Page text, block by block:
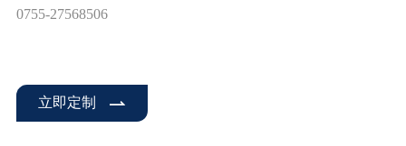
0755-27568506
立即定制